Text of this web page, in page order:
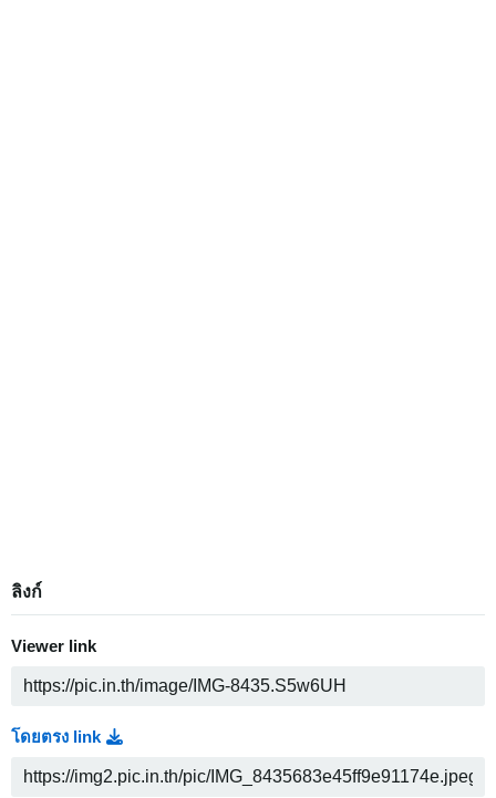
ลิงก์
Viewer link
โดยตรง link